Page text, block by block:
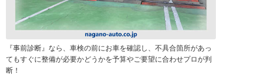
『事前診断』なら、車検の前にお車を確認し、不具合箇所があっ
てもすぐに整備が必要かどうかを予算やご要望に合わせプロが判
断！